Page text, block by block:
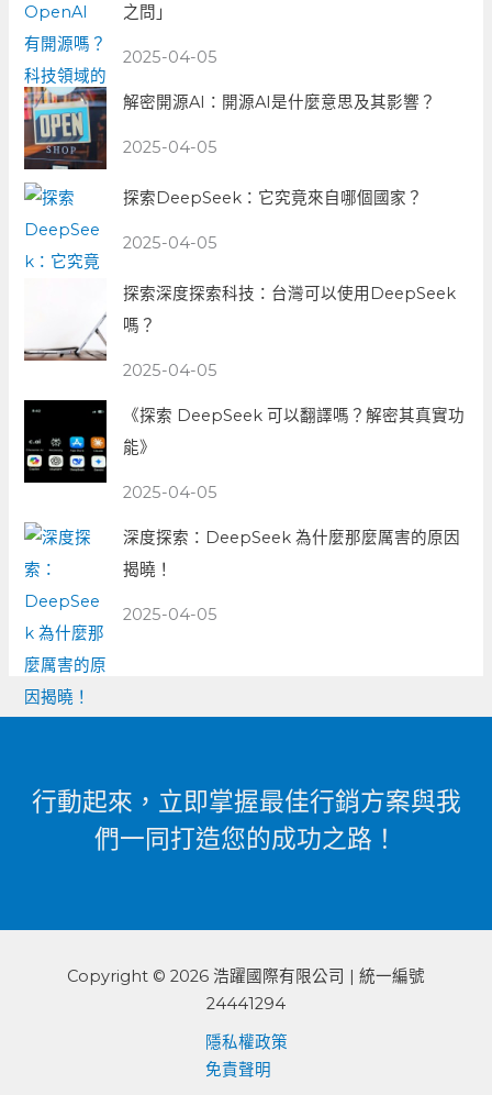
之問」
2025-04-05
解密開源AI：開源AI是什麼意思及其影響？
2025-04-05
探索DeepSeek：它究竟來自哪個國家？
2025-04-05
探索深度探索科技：台灣可以使用DeepSeek
嗎？
2025-04-05
《探索 DeepSeek 可以翻譯嗎？解密其真實功
能》
2025-04-05
深度探索：DeepSeek 為什麼那麼厲害的原因
揭曉！
2025-04-05
行動起來，立即掌握最佳行銷方案與我
們一同打造您的成功之路！
Copyright © 2026 浩躍國際有限公司 | 統一編號
24441294
隱私權政策
免責聲明